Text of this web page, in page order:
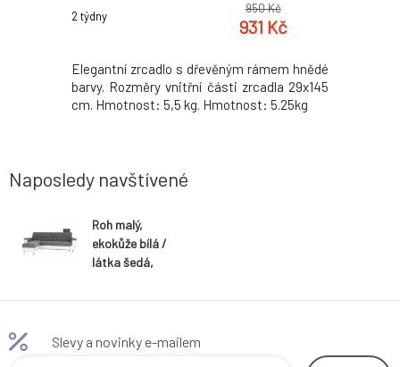
2 týdny
950 Kč
931 Kč
Elegantní zrcadlo s dřevěným rámem hnědé
barvy. Rozměry vnitřní části zrcadla 29x145
cm. Hmotnost: 5,5 kg. Hmotnost: 5.25kg
Naposledy navštívené
Roh malý,
ekokůže bílá /
látka šedá,
SANTIAGO
Slevy a novinky e-mailem